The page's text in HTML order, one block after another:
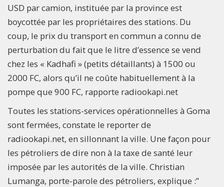
USD par camion, instituée par la province est
boycottée par les propriétaires des stations. Du
coup, le prix du transport en commun a connu de
perturbation du fait que le litre d’essence se vend
chez les « Kadhafi » (petits détaillants) à 1500 ou
2000 FC, alors qu’il ne coûte habituellement à la
pompe que 900 FC, rapporte radiookapi.net
Toutes les stations-services opérationnelles à Goma
sont fermées, constate le reporter de
radiookapi.net, en sillonnant la ville. Une façon pour
les pétroliers de dire non à la taxe de santé leur
imposée par les autorités de la ville. Christian
Lumanga, porte-parole des pétroliers, explique :”